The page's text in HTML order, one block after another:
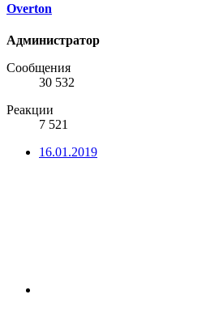
Overton
Администратор
Сообщения
30 532
Реакции
7 521
16.01.2019